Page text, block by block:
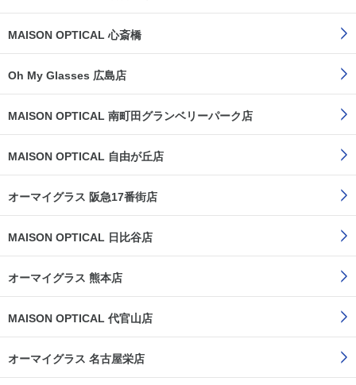
MAISON OPTICAL 心斎橋
Oh My Glasses 広島店
MAISON OPTICAL 南町田グランベリーパーク店
MAISON OPTICAL 自由が丘店
オーマイグラス 阪急17番街店
MAISON OPTICAL 日比谷店
オーマイグラス 熊本店
MAISON OPTICAL 代官山店
オーマイグラス 名古屋栄店